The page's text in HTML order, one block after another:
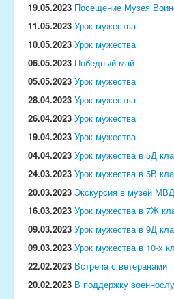
19.05.2023 Посещение Музея
11.05.2023 Урок мужества
10.05.2023 Урок мужества
06.05.2023 Победный май
05.05.2023 Урок мужества
28.04.2023 Урок мужества
26.04.2023 Урок мужества
19.04.2023 Урок мужества
04.04.2023 Урок мужества в 5Д
24.03.2023 Урок мужества в 5В
20.03.2023 Экскурсия в музей МВД
16.03.2023 Урок мужества в 7Ж
09.03.2023 Урок мужества в 9Д
09.03.2023 Урок мужества в 10-х
22.02.2023 Встреча с ветеранами
20.02.2023 В поддержку